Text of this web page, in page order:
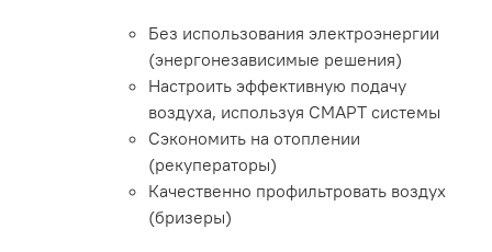
Без использования электроэнергии
(энергонезависимые решения)
Настроить эффективную подачу
воздуха, используя СМАРТ системы
Сэкономить на отоплении
(рекуператоры)
Качественно профильтровать воздух
(бризеры)